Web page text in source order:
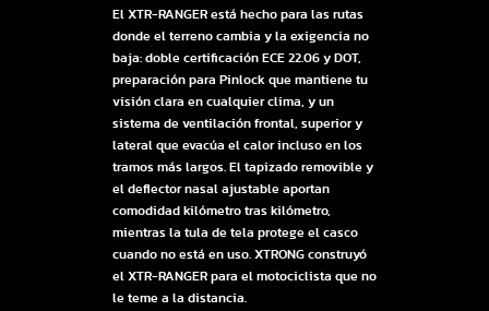
El XTR-RANGER está hecho para las rutas
donde el terreno cambia y la exigencia no
baja: doble certificación ECE 22.06 y DOT,
preparación para Pinlock que mantiene tu
visión clara en cualquier clima, y un
sistema de ventilación frontal, superior y
lateral que evacúa el calor incluso en los
tramos más largos. El tapizado removible y
el deflector nasal ajustable aportan
comodidad kilómetro tras kilómetro,
mientras la tula de tela protege el casco
cuando no está en uso. XTRONG construyó
el XTR-RANGER para el motociclista que no
le teme a la distancia.